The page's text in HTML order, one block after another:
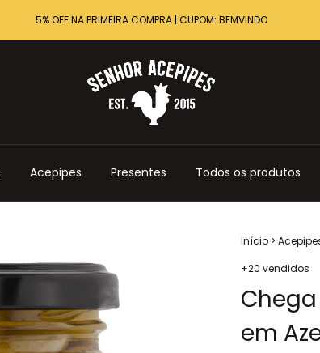
5% OFF NA PRIMEIRA COMPRA | CUPOM: BEMVINDO
Acepipes Presentes Todos os produtos
Início >
+20 vendidos
em